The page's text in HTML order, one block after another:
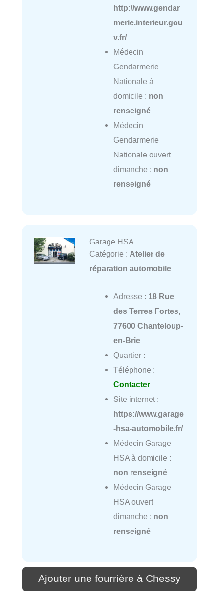
http://www.gendar
merie.interieur.gou
v.fr/
Médecin
Gendarmerie
Nationale à
domicile : non
renseigné
Médecin
Gendarmerie
Nationale ouvert
dimanche : non
renseigné
Garage HSA
Catégorie : Atelier de
réparation automobile
Adresse : 18 Rue
des Terres Fortes,
77600 Chanteloup-
en-Brie
Quartier :
Téléphone :
Contacter
Site internet :
https://www.garage
-hsa-automobile.fr/
Médecin Garage
HSA à domicile :
non renseigné
Médecin Garage
HSA ouvert
dimanche : non
renseigné
Ajouter une fourrière à Chessy